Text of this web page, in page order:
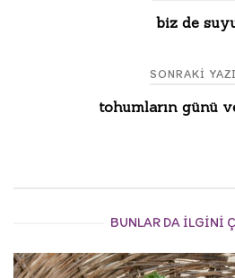
biz de
SONRAKI YAZI
tohumların günü
BUNLAR DA ILGINI